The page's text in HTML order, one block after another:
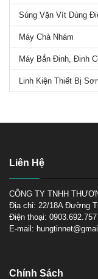
Súng Vặn Vít Dùng
Máy Chà Nhám
Máy Bắn Đinh, Đinh
Linh Kiện Thiết Bị
Liên Hệ
CÔNG TY TNHH
Địa chỉ: 22/18A Đường
Điện thoại:
E-mail:
Chính Sách